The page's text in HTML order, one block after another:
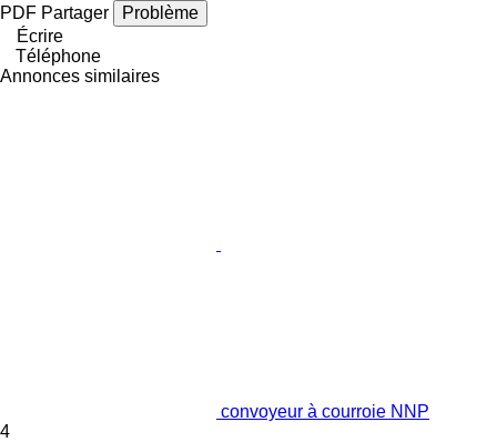
PDF Partager
Problème
Écrire
Téléphone
Annonces similaires
convoyeur à courroie NNP
4